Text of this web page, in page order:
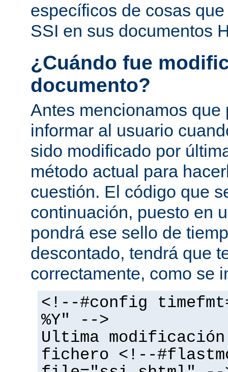
específicos de cosas
SSI en sus documentos
¿Cuándo fue
documento?
Antes mencionamos que
informar al usuario
sido modificado por
método actual para
cuestión. El código que
continuación, puesto en
pondrá ese sello de
descontado, tendrá que
correctamente, como se
<!--#config
%Y" -->
Ultima
fichero <!--